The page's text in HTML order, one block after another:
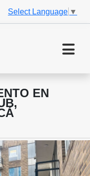
Select Language ▼
EN